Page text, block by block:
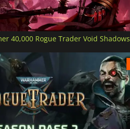
40,000 Rogue Trader Void Shadows